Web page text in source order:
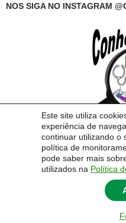
Este site utiliza
experiência de
continuar utilizando o
política de
pode saber mais
utilizados na Política
NOS SIGA NO INSTAGRAM
© 2014 Universidade Federal do